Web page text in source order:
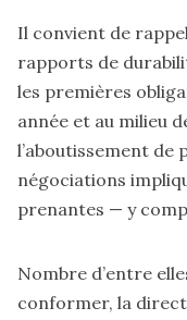
Il convient de
rapports de
les premières
année et au milieu
l’aboutissement de
négociations
prenantes — y
Nombre d’entre
conformer, la